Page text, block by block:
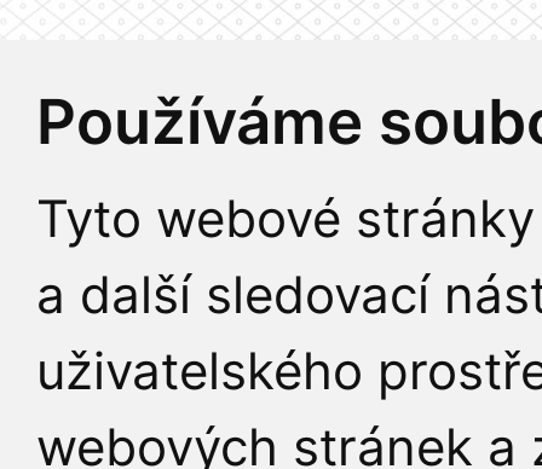
Používáme
Tyto webové
a další sledovací
uživatelského
webových stránek a